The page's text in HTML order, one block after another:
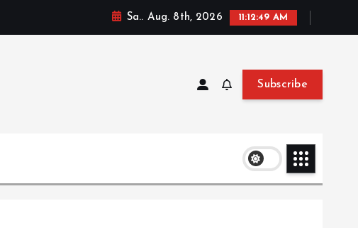
Sa.. Aug. 8th, 2026 11:12:50 AM
Subscribe